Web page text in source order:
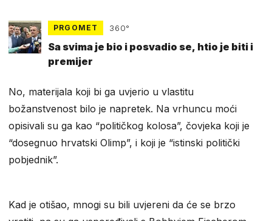
PRGOMET 360°
Sa svima je bio i posvadio se, htio je biti i
premijer
No, materijala koji bi ga uvjerio u vlastitu
božanstvenost bilo je napretek. Na vrhuncu moći
opisivali su ga kao “političkog kolosa”, čovjeka koji je
“dosegnuo hrvatski Olimp”, i koji je “istinski politički
pobjednik”.
Kad je otišao, mnogi su bili uvjereni da će se brzo